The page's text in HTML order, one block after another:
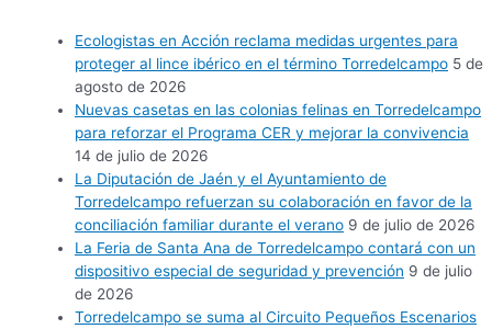
Ecologistas en Acción reclama medidas urgentes para
proteger al lince ibérico en el término Torredelcampo 5 de
agosto de 2026
Nuevas casetas en las colonias felinas en Torredelcampo
para reforzar el Programa CER y mejorar la convivencia
14 de julio de 2026
La Diputación de Jaén y el Ayuntamiento de
Torredelcampo refuerzan su colaboración en favor de la
conciliación familiar durante el verano 9 de julio de 2026
La Feria de Santa Ana de Torredelcampo contará con un
dispositivo especial de seguridad y prevención 9 de julio
de 2026
Torredelcampo se suma al Circuito Pequeños Escenarios